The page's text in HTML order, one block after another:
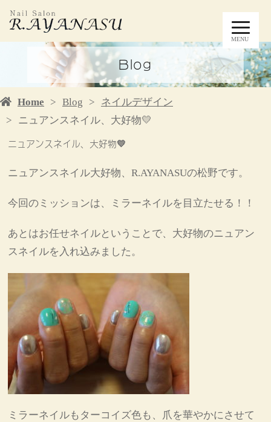
MENU
Blog
Home Blog
ネイルデザイン
ニュアンスネイル、大好物💛
ニュアンスネイル、大好物💛
ニュアンスネイル大好物、R.AYANASUの松野です。
今回のミッションは、ミラーネイルを目立たせる！！
あとはお任せネイルということで、大好物のニュアン
スネイルを入れ込みました。
ミラーネイルもターコイズ色も、爪を華やかにさせて